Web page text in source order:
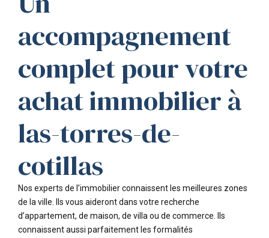
accompagnement
complet pour votre
achat immobilier à
las-torres-de-
cotillas
Nos experts de l’immobilier connaissent les meilleures zones
de la ville. Ils vous aideront dans votre recherche
d’appartement, de maison, de villa ou de commerce. Ils
connaissent aussi parfaitement les formalités